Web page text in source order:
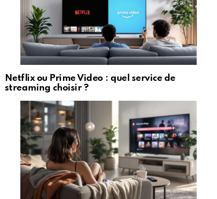
Netflix ou Prime Video : quel service de
streaming choisir ?